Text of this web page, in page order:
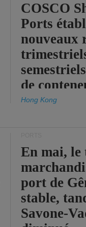
COSCO
Ports
nouveaux
de
Hong Kong
En mai, le
port de
stable,
Savone-